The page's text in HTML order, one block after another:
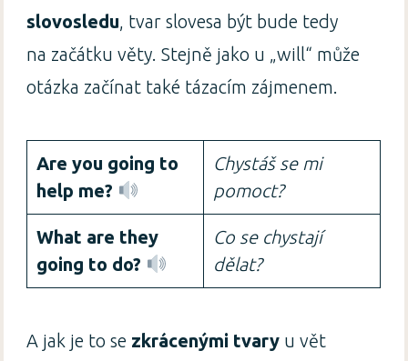
slovosledu , tvar slovesa být bude tedy
na začátku věty. Stejně jako u „will“ může
otázka začínat také tázacím zájmenem.
Are you going to
help me?
Chystáš se mi
pomoct?
What are they
going to do?
Co se chystají
dělat?
A jak je to se zkrácenými tvary u vět